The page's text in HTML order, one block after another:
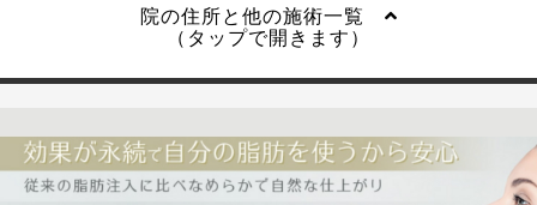
院の住所と他の施術一覧
（タップで開きます）